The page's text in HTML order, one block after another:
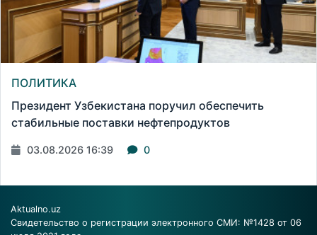
ПОЛИТИКА
Президент Узбекистана поручил обеспечить
стабильные поставки нефтепродуктов
03.08.2026 16:39 0
Aktualno.uz
Свидетельство о регистрации электронного СМИ: №1428 от 06